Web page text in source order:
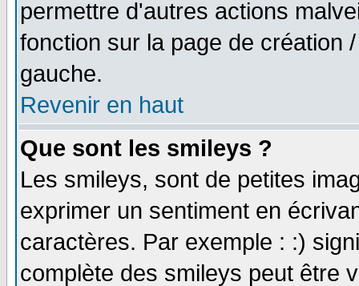
permettre d'autres actions
fonction sur la page de création
gauche.
Revenir en haut
Que sont les smileys ?
Les smileys, sont de petites
exprimer un sentiment en
caractères. Par exemple : :)
complète des smileys peut être